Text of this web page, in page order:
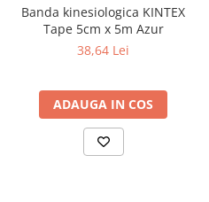
Banda kinesiologica KINTEX
Tape 5cm x 5m Azur
38,64 Lei
ADAUGA IN COS